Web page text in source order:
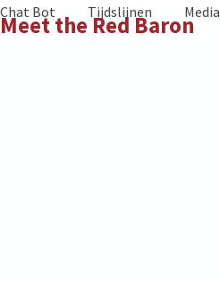
Skip
to
Meet the Red Baron
Chat Bot Tijdslijnen Media